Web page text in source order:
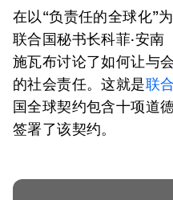
在以“负责任的全球化”
联合国秘书长科菲·安
施瓦布讨论了如何让与
的社会责任。这就是联
国全球契约包含十项道
签署了该契约。